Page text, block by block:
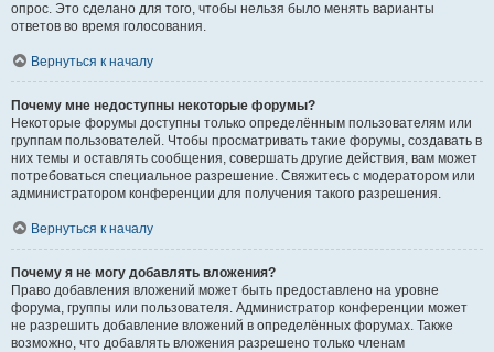
опрос. Это сделано для того, чтобы нельзя было менять варианты
ответов во время голосования.
Вернуться к началу
Почему мне недоступны некоторые форумы?
Некоторые форумы доступны только определённым пользователям или
группам пользователей. Чтобы просматривать такие форумы, создавать в
них темы и оставлять сообщения, совершать другие действия, вам может
потребоваться специальное разрешение. Свяжитесь с модератором или
администратором конференции для получения такого разрешения.
Вернуться к началу
Почему я не могу добавлять вложения?
Право добавления вложений может быть предоставлено на уровне
форума, группы или пользователя. Администратор конференции может
не разрешить добавление вложений в определённых форумах. Также
возможно, что добавлять вложения разрешено только членам